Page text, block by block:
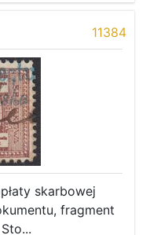
11384
skarbowej
fragment